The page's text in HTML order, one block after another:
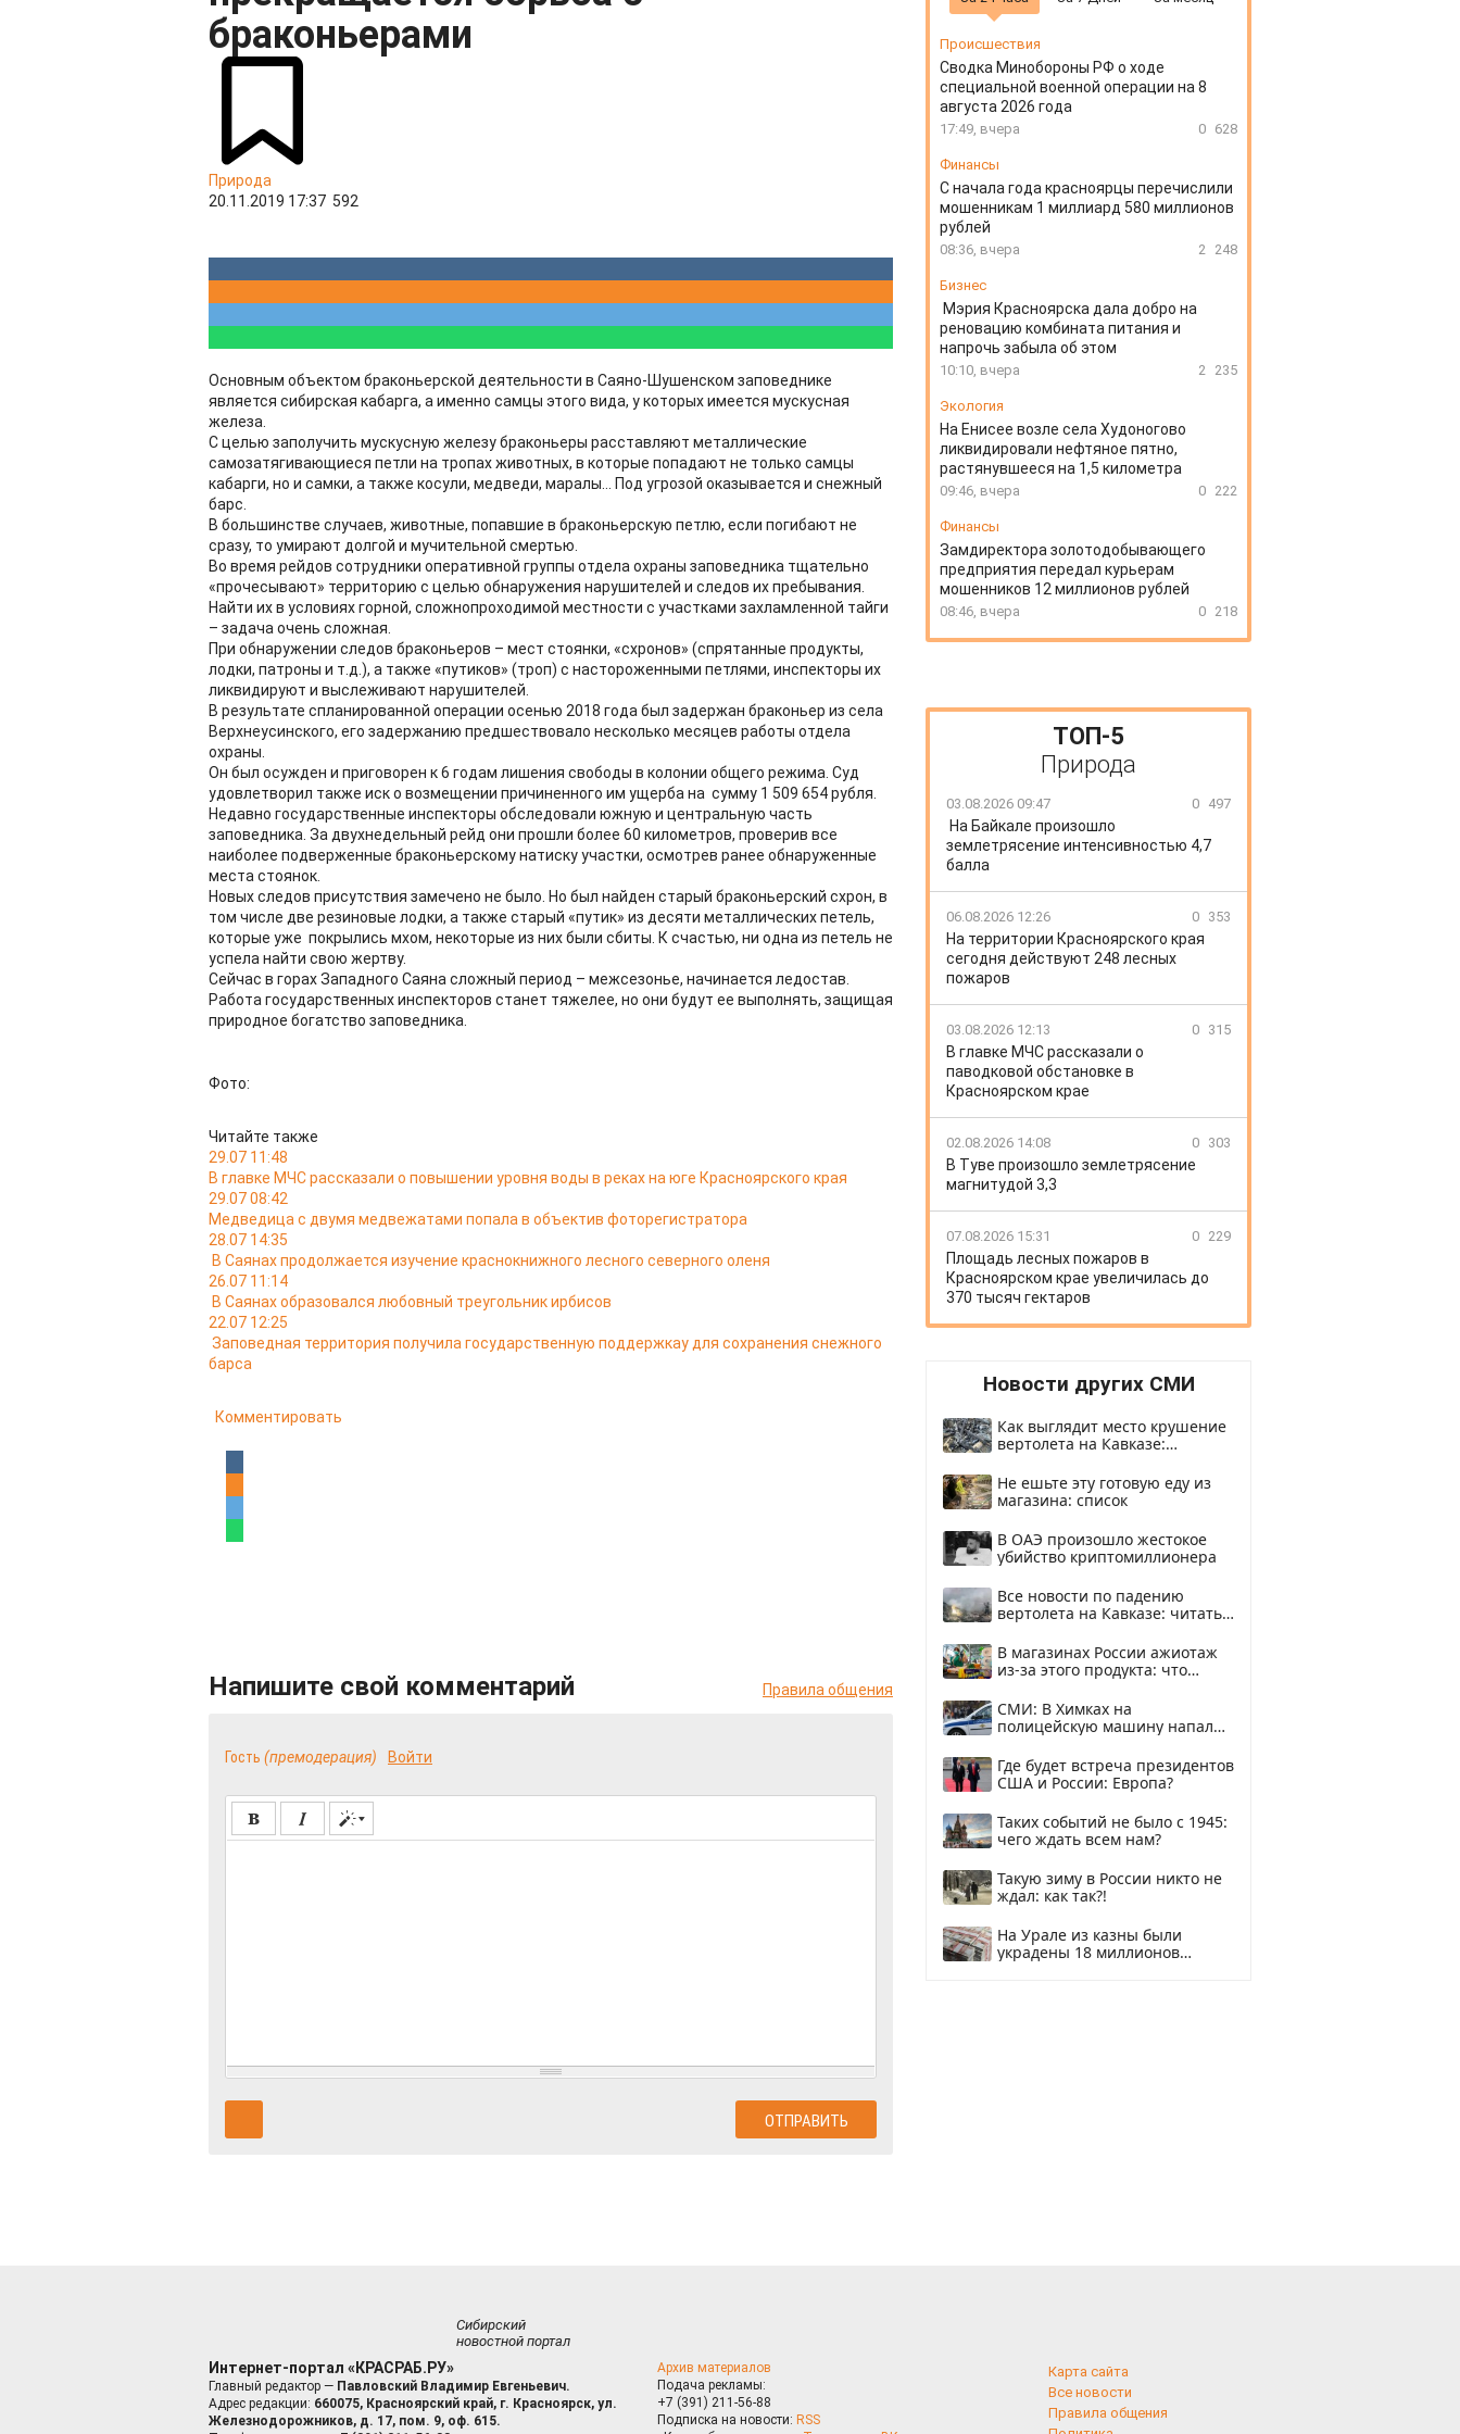
браконьерами
Природа
20.11.2019 17:37 592
Основным объектом браконьерской деятельности в Саяно-Шушенском заповеднике
является сибирская кабарга, а именно самцы этого вида, у которых имеется мускусная
железа.
С целью заполучить мускусную железу браконьеры расставляют металлические
самозатягивающиеся петли на тропах животных, в которые попадают не только самцы
кабарги, но и самки, а также косули, медведи, маралы... Под угрозой оказывается и снежный
барс.
В большинстве случаев, животные, попавшие в браконьерскую петлю, если погибают не
сразу, то умирают долгой и мучительной смертью.
Во время рейдов сотрудники оперативной группы отдела охраны заповедника тщательно
«прочесывают» территорию с целью обнаружения нарушителей и следов их пребывания.
Найти их в условиях горной, сложнопроходимой местности с участками захламленной тайги
– задача очень сложная.
При обнаружении следов браконьеров – мест стоянки, «схронов» (спрятанные продукты,
лодки, патроны и т.д.), а также «путиков» (троп) с настороженными петлями, инспекторы их
ликвидируют и выслеживают нарушителей.
В результате спланированной операции осенью 2018 года был задержан браконьер из села
Верхнеусинского, его задержанию предшествовало несколько месяцев работы отдела
охраны.
Он был осужден и приговорен к 6 годам лишения свободы в колонии общего режима. Суд
удовлетворил также иск о возмещении причиненного им ущерба на сумму 1 509 654 рубля.
Недавно государственные инспекторы обследовали южную и центральную часть
заповедника. За двухнедельный рейд они прошли более 60 километров, проверив все
наиболее подверженные браконьерскому натиску участки, осмотрев ранее обнаруженные
места стоянок.
Новых следов присутствия замечено не было. Но был найден старый браконьерский схрон, в
том числе две резиновые лодки, а также старый «путик» из десяти металлических петель,
которые уже покрылись мхом, некоторые из них были сбиты. К счастью, ни одна из петель не
успела найти свою жертву.
Сейчас в горах Западного Саяна сложный период – межсезонье, начинается ледостав.
Работа государственных инспекторов станет тяжелее, но они будут ее выполнять, защищая
природное богатство заповедника.
Фото:
Читайте также
29.07 11:48
В главке МЧС рассказали о повышении уровня воды в реках на юге Красноярского края
29.07 08:42
Медведица с двумя медвежатами попала в объектив фоторегистратора
28.07 14:35
В Саянах продолжается изучение краснокнижного лесного северного оленя
26.07 11:14
В Саянах образовался любовный треугольник ирбисов
22.07 12:25
Заповедная территория получила государственную поддержкау для сохранения снежного
барса
Комментировать
Напишите свой комментарий Правила общения
Гость (премодерация) Войти
Происшествия
Сводка Минобороны РФ о ходе
специальной военной операции на 8
августа 2026 года
17:49, вчера 0 628
Финансы
С начала года красноярцы перечислили
мошенникам 1 миллиард 580 миллионов
рублей
08:36, вчера 2 248
Бизнес
Мэрия Красноярска дала добро на
реновацию комбината питания и
напрочь забыла об этом
10:10, вчера 2 235
Экология
На Енисее возле села Худоногово
ликвидировали нефтяное пятно,
растянувшееся на 1,5 километра
09:46, вчера 0 222
Финансы
Замдиректора золотодобывающего
предприятия передал курьерам
мошенников 12 миллионов рублей
08:46, вчера 0 218
ТОП-5
Природа
03.08.2026 09:47 0 497
На Байкале произошло
землетрясение интенсивностью 4,7
балла
06.08.2026 12:26 0 353
На территории Красноярского края
сегодня действуют 248 лесных
пожаров
03.08.2026 12:13 0 315
В главке МЧС рассказали о
паводковой обстановке в
Красноярском крае
02.08.2026 14:08 0 303
В Туве произошло землетрясение
магнитудой 3,3
07.08.2026 15:31 0 229
Площадь лесных пожаров в
Красноярском крае увеличилась до
370 тысяч гектаров
Новости других СМИ
Как выглядит место крушение
вертолета на Кавказе:
Не ешьте эту готовую еду из
магазина: список
В ОАЭ произошло жестокое
убийство криптомиллионера
Все новости по падению
вертолета на Кавказе: читать
В магазинах России ажиотаж
из-за этого продукта: что
СМИ: В Химках на
полицейскую машину напали
Где будет встреча президентов
США и России: Европа?
Таких событий не было с 1945:
чего ждать всем нам?
Такую зиму в России никто не
ждал: как так?!
На Урале из казны были
украдены 18 миллионов
Сибирский
новостной портал
Интернет-портал «КРАСРАБ.РУ»
Главный редактор — Павловский Владимир Евгеньевич.
Адрес редакции: 660075, Красноярский край, г. Красноярск, ул.
Железнодорожников, д. 17, пом. 9, оф. 615.
Архив материалов
Подача рекламы:
+7 (391) 211-56-88
Подписка на новости: RSS
Карта сайта
Все новости
Правила общения